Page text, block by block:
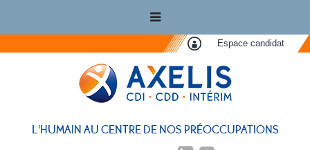
Espace candidat
L'HUMAIN AU CENTRE DE NOS PRÉOCCUPATIONS